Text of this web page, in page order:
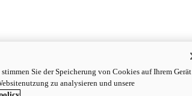
Sie der Speicherung von Cookies auf Ihrem Gerät
zu analysieren und unsere